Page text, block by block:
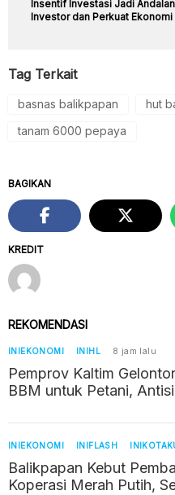
Insentif Investasi Jadi
Investor dan Perkuat Ekonomi
Tag Terkait
basnas balikpapan
hut
tanam 6000 pepaya
KREDIT
BAGIKAN
REKOMENDASI
INIEKONOMI INIHL 8 jam lalu
Pemprov Kaltim
BBM untuk Petani,
INIEKONOMI INIFLASH
Balikpapan Kebut
Koperasi Merah Putih,